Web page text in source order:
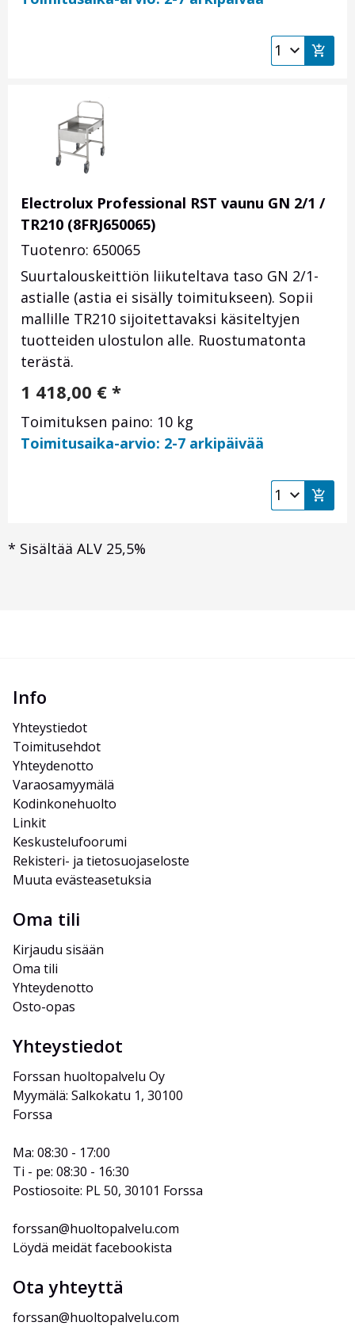
Electrolux Professional RST vaunu GN 2/1 /
TR210 (8FRJ650065)
Tuotenro: 650065
Suurtalouskeittiön liikuteltava taso GN 2/1-
astialle (astia ei sisälly toimitukseen). Sopii
mallille TR210 sijoitettavaksi käsiteltyjen
tuotteiden ulostulon alle. Ruostumatonta
terästä.
1 418,00 € *
Toimituksen paino: 10 kg
Toimitusaika-arvio: 2-7 arkipäivää
* Sisältää ALV 25,5%
Info
Yhteystiedot
Toimitusehdot
Yhteydenotto
Varaosamyymälä
Kodinkonehuolto
Linkit
Keskustelufoorumi
Rekisteri- ja tietosuojaseloste
Muuta evästeasetuksia
Oma tili
Kirjaudu sisään
Oma tili
Yhteydenotto
Osto-opas
Yhteystiedot
Forssan huoltopalvelu Oy
Myymälä: Salkokatu 1, 30100
Forssa
Ma: 08:30 - 17:00
Ti - pe: 08:30 - 16:30
Postiosoite: PL 50, 30101 Forssa
forssan@huoltopalvelu.com
Löydä meidät facebookista
Ota yhteyttä
forssan@huoltopalvelu.com